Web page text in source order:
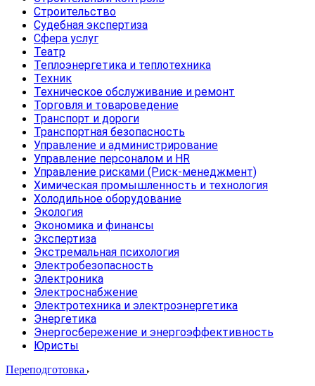
Строительство
Судебная экспертиза
Сфера услуг
Театр
Теплоэнергетика и теплотехника
Техник
Техническое обслуживание и ремонт
Торговля и товароведение
Транспорт и дороги
Транспортная безопасность
Управление и администрирование
Управление персоналом и HR
Управление рисками (Риск-менеджмент)
Химическая промышленность и технология
Холодильное оборудование
Экология
Экономика и финансы
Экспертиза
Экстремальная психология
Электробезопасность
Электроника
Электроснабжение
Электротехника и электроэнергетика
Энергетика
Энергосбережение и энергоэффективность
Юристы
Переподготовка